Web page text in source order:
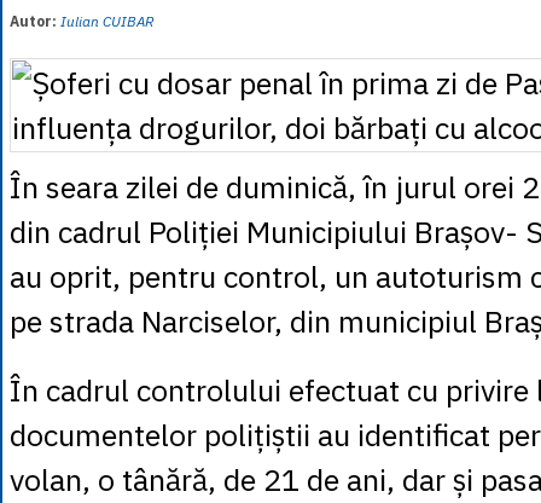
= 2.6097
1 PLN = 1.1646
1 RSD
= 0.0425
1 RUB= 0.0530
1 TRY= 0.1141
1 UAH= 0.1048
1 XDR= 5.9383
1 ZAR= 0.2318
Autor: Iulian CUIBAR
În seara zilei de duminică, în jurul orei
din cadrul Poliției Municipiului Brașov-
au oprit, pentru control, un autoturism
pe strada Narciselor, din municipiul
În cadrul controlului efectuat cu privire
documentelor polițiștii au identificat
volan, o tânără, de 21 de ani, dar și